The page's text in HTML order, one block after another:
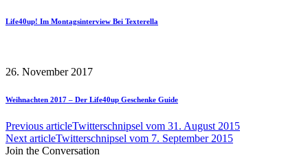
Life40up! Im Montagsinterview Bei Texterella
26. November 2017
Weihnachten 2017 – Der Life40up Geschenke Guide
Previous articleTwitterschnipsel vom 31. August 2015
Next articleTwitterschnipsel vom 7. September 2015
Join the Conversation